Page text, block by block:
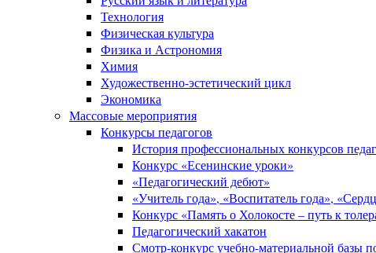
Технология
Физическая культура
Физика и Астрономия
Химия
Художественно-эстетический цикл
Экономика
Массовые мероприятия
Конкурсы педагогов
История профессиональных конкурсов
Конкурс «Есенинские уроки»
«Педагогический дебют»
«Учитель года», «Воспитатель года»,
Конкурс «Память о Холокосте – путь к
Педагогический хакатон
Смотр-конкурс учебно-материальной базы